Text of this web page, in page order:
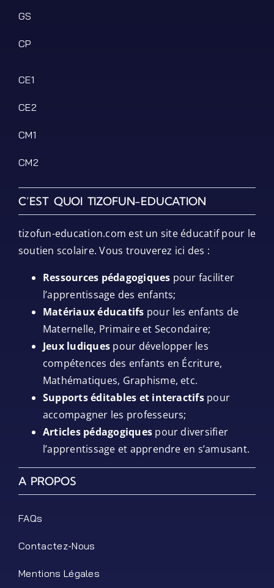
GS
CP
CE1
CE2
CM1
CM2
C’EST QUOI TIZOFUN-EDUCATION
tizofun-education.com est un site éducatif pour le
soutien scolaire. Vous trouverez ici des :
Ressources pédagogiques pour faciliter
l’apprentissage des enfants;
Matériaux éducatifs pour les enfants de
Maternelle, Primaire et Secondaire;
Jeux ludiques pour développer les
compétences des enfants en Écriture,
Mathématiques, Graphisme, etc.
Supports éditables et interactifspour
accompagner les professeurs;
Articles pédagogiques pour diversifier
l’apprentissage et apprendre en s’amusant.
A PROPOS
FAQs
Contactez-Nous
Mentions Légales